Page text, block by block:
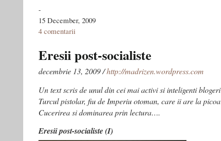
-
15 December, 2009
4 comentarii
Eresii post-socialiste
decembrie 13, 2009 /http://madrizen.wordpress.com
Un text scris de unul din cei mai activi si inteligenti
Turcul pistolar, fiu de Imperiu otoman, care ii are la
Cucerirea si dominarea prin lectura….
Eresii post-socialiste (I)